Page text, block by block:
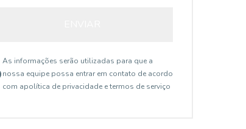
As informações serão utilizadas para que a
nossa equipe possa entrar em contato de acordo
com apolítica de privacidade e termos de serviço